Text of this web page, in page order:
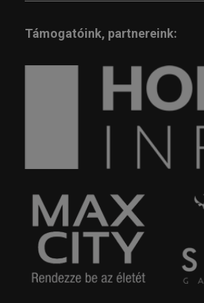
Támogatóink, partnereink: